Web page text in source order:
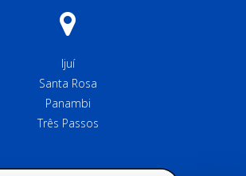
Ijuí
Santa Rosa
Panambi
Três Passos